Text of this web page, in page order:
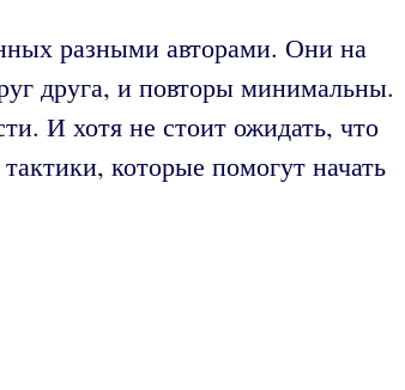
разными авторами. Они на
друга, и повторы минимальны.
И хотя не стоит ожидать, что
которые помогут начать